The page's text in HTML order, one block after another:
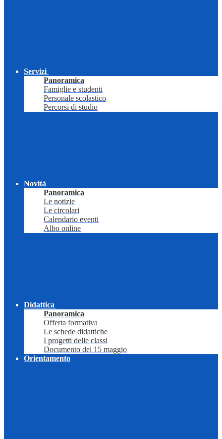
Servizi
Panoramica
Famiglie e studenti
Personale scolastico
Percorsi di studio
Novità
Panoramica
Le notizie
Le circolari
Calendario eventi
Albo online
Didattica
Panoramica
Offerta formativa
Le schede didattiche
I progetti delle classi
Documento del 15 maggio
Orientamento